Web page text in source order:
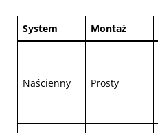
System Montaż
Naścienny Prosty